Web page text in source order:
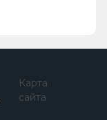
Карта
сайта